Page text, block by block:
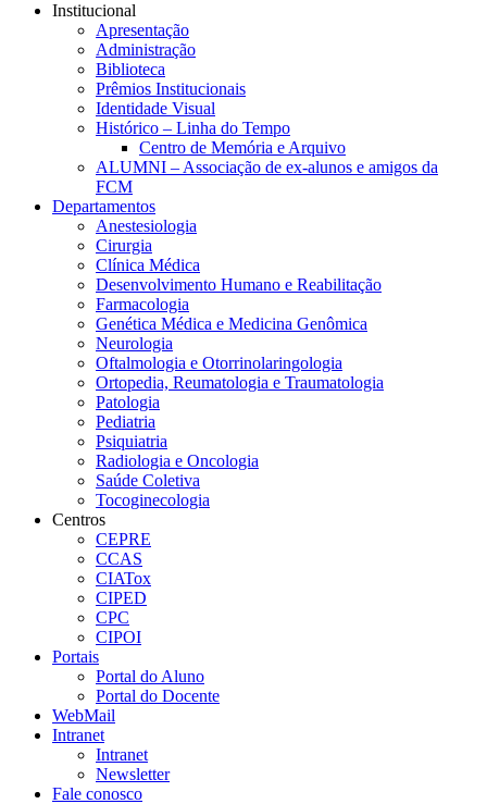
Institucional
Apresentação
Administração
Biblioteca
Prêmios Institucionais
Identidade Visual
Histórico – Linha do Tempo
Centro de Memória e Arquivo
ALUMNI – Associação de ex-alunos e amigos da
FCM
Departamentos
Anestesiologia
Cirurgia
Clínica Médica
Desenvolvimento Humano e Reabilitação
Farmacologia
Genética Médica e Medicina Genômica
Neurologia
Oftalmologia e Otorrinolaringologia
Ortopedia, Reumatologia e Traumatologia
Patologia
Pediatria
Psiquiatria
Radiologia e Oncologia
Saúde Coletiva
Tocoginecologia
Centros
CEPRE
CCAS
CIATox
CIPED
CPC
CIPOI
Portais
Portal do Aluno
Portal do Docente
WebMail
Intranet
Intranet
Newsletter
Fale conosco